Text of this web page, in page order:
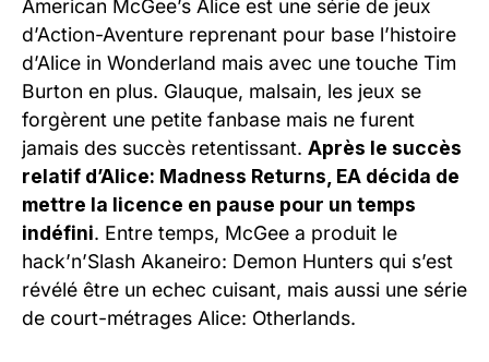
American McGee’s Alice est une série de jeux
d’Action-Aventure reprenant pour base l’histoire
d’Alice in Wonderland mais avec une touche Tim
Burton en plus. Glauque, malsain, les jeux se
forgèrent une petite fanbase mais ne furent
jamais des succès retentissant. Après le succès
relatif d’Alice: Madness Returns, EA décida de
mettre la licence en pause pour un temps
indéfini. Entre temps, McGee a produit le
hack’n’Slash Akaneiro: Demon Hunters qui s’est
révélé être un echec cuisant, mais aussi une série
de court-métrages Alice: Otherlands.